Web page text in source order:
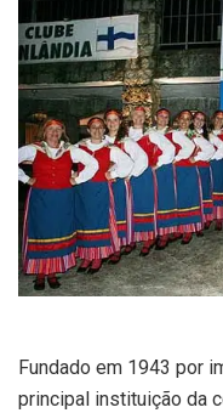
Fundado em 1943 por
principal instituição da